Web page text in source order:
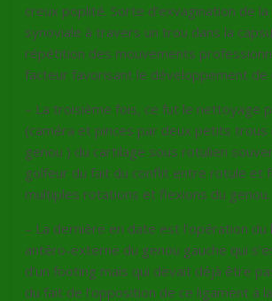
creux poplité. Sorte d’exvagination de
synoviale à travers un trou dans la
répétition des mouvements
facteur favorisant le développement de
– La troisième fois, ce fut le nettoyage
(caméra et pinces par deux petits trous
genou ) du cartilage sous rotulien
golfeur du fait du conflit entre rotule et
multiples rotations et flexions du genou.
– La dernière en date est l’opération
antéro-externe du genou gauche qui
d’un footing mais qui devait déjà être
du fait de l’opposition de ce ligament à